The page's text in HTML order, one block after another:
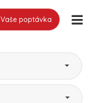
Vaše poptávka